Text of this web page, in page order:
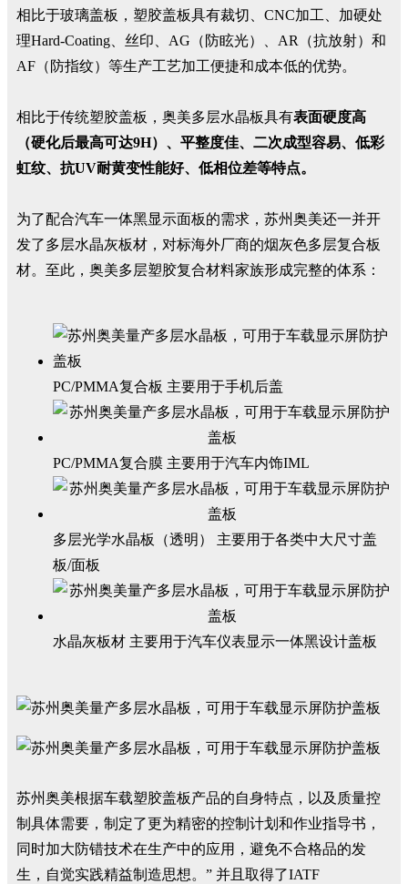
相比于玻璃盖板，塑胶盖板具有裁切、CNC加工、加硬处
理Hard-Coating、丝印、AG（防眩光）、AR（抗放射）和
AF（防指纹）等生产工艺加工便捷和成本低的优势。
相比于传统塑胶盖板，奥美多层水晶板具有表面硬度高
（硬化后最高可达9H）、平整度佳、二次成型容易、低彩
虹纹、抗UV耐黄变性能好、低相位差等特点。
为了配合汽车一体黑显示面板的需求，苏州奥美还一并开
发了多层水晶灰板材，对标海外厂商的烟灰色多层复合板
材。至此，奥美多层塑胶复合材料家族形成完整的体系：
PC/PMMA复合板 主要用于手机后盖
PC/PMMA复合膜 主要用于汽车内饰IML
多层光学水晶板（透明） 主要用于各类中大尺寸盖
板/面板
水晶灰板材 主要用于汽车仪表显示一体黑设计盖板
苏州奥美根据车载塑胶盖板产品的自身特点，以及质量控
制具体需要，制定了更为精密的控制计划和作业指导书，
同时加大防错技术在生产中的应用，避免不合格品的发
生，自觉实践精益制造思想。” 并且取得了IATF